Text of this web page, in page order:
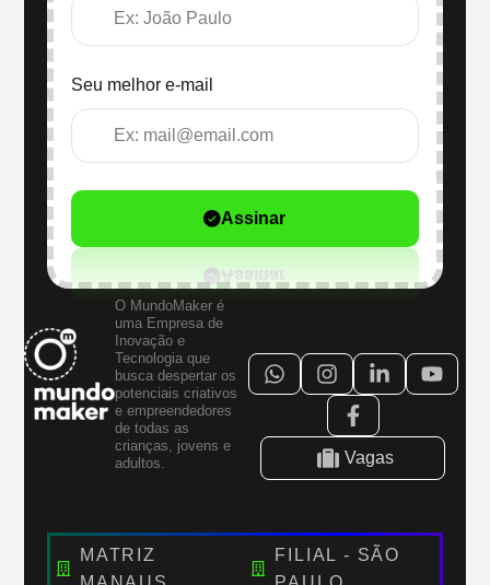
Seu melhor e-mail
Assinar
O MundoMaker é
uma Empresa de
Inovação e
Tecnologia que
busca despertar os
potenciais criativos
e empreendedores
de todas as
crianças, jovens e
adultos.
Vagas
MATRIZ
FILIAL - SÃO